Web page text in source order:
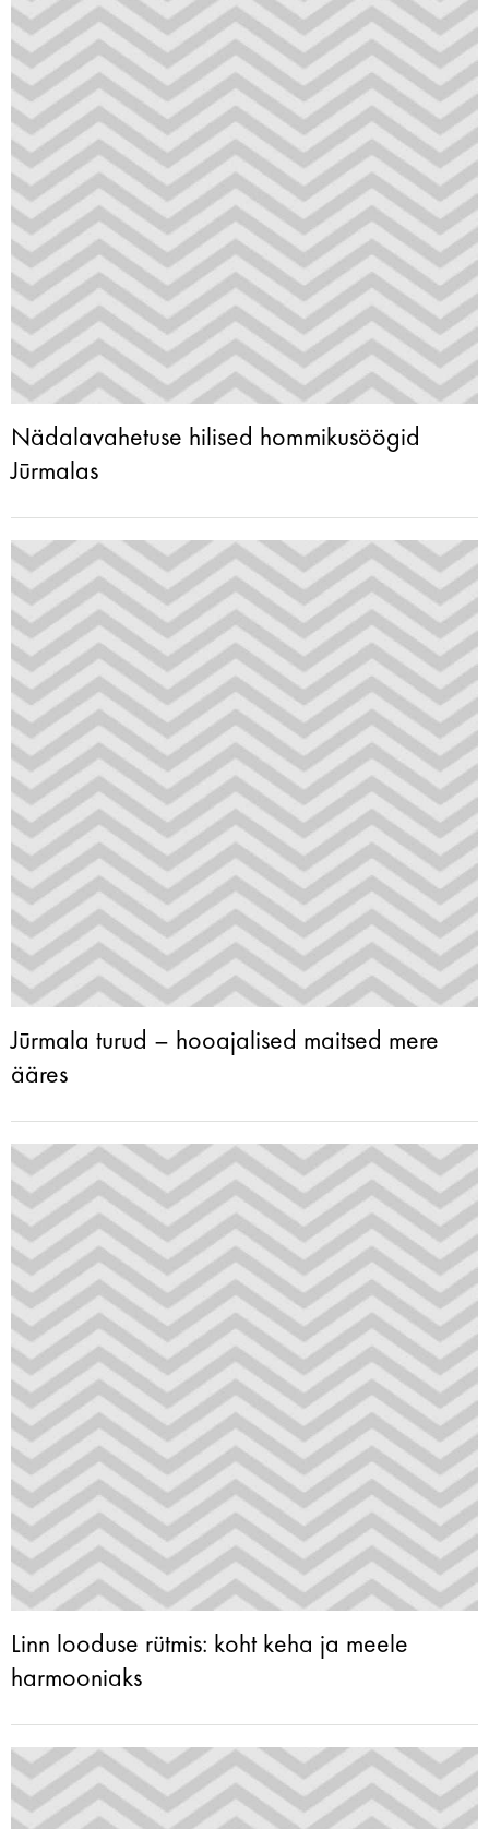
Nädalavahetuse hilised hommikusöögid
Jūrmalas
Jūrmala turud – hooajalised maitsed mere
ääres
Linn looduse rütmis: koht keha ja meele
harmooniaks